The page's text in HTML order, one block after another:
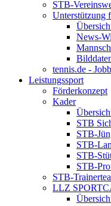
STB-
Unterstützung
News-
tennis.de -
Leistungssport
Förderkonzept
Kader
STB
STB-
STB-
STB-
STB-
STB-
LLZ